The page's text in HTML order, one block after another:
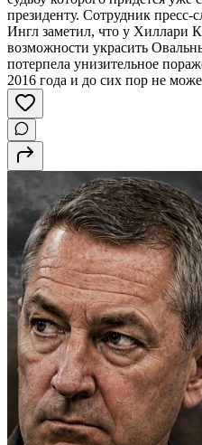
президенту. Сотрудник
Ингл заметил, что у Хиллари
возможности украсить
потерпела унизительное
2016 года и до сих пор не